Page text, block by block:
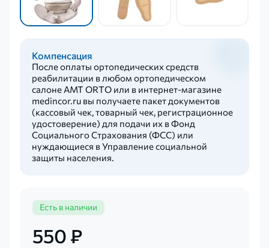
Компенсация
После оплаты ортопедических средств
реабилитации в любом ортопедическом
салоне AMT ORTO или в интернет-магазине
medincor.ru вы получаете пакет документов
(кассовый чек, товарный чек, регистрационное
удостоверение) для подачи их в Фонд
Социального Страхования (ФСС) или
нуждающиеся в Управление социальной
защиты населения.
Есть в наличии
550 ₽